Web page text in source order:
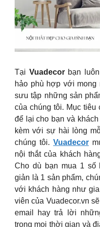
Tại Vuadecor bạn
hảo phù hợp với mong
sưu tập những sản
của chúng tôi. Mục tiêu
để lại cho bạn và
kèm với sự hài lòng
chúng tôi. Vuadecor
nội thắt của khách
Cho dù bạn mua 1
giản là 1 sản phẩm,
với khách hàng như
viên của Vuadecor.vn
email hay trả lời
trong mọi thời gian và